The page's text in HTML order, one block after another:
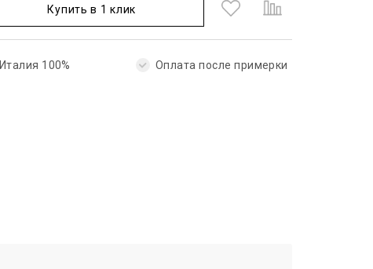
Купить в 1 клик
Италия 100% Оплата после примерки